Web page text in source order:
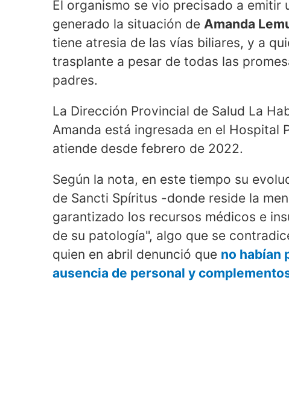
El organismo se vio precisado a emitir
generado la situación de Amanda
tiene atresia de las vías biliares, y a
trasplante a pesar de todas las
padres.
La Dirección Provincial de Salud La
Amanda está ingresada en el Hospital
atiende desde febrero de 2022.
Según la nota, en este tiempo su
de Sancti Spíritus -donde reside la
garantizado los recursos médicos e
de su patología", algo que se
quien en abril denunció que no habían
ausencia de personal y